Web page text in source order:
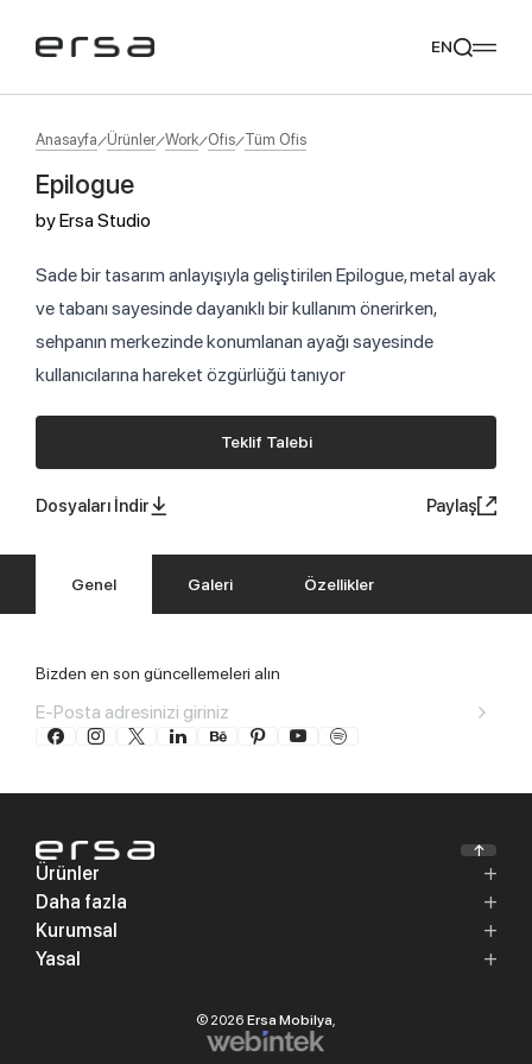
Popular searches
Tavsiye Ediyoruz
EN
Anasayfa Ürünler Work Ofis Tüm Ofis
Epilogue
byErsa Studio
Sade bir tasarım anlayışıyla geliştirilen Epilogue, metal ayak
ve tabanı sayesinde dayanıklı bir kullanım önerirken,
sehpanın merkezinde konumlanan ayağı sayesinde
kullanıcılarına hareket özgürlüğü tanıyor
Teklif Talebi
Dosyaları İndir Paylaş
Genel Galeri Özellikler
Bizden en son güncellemeleri alın
Ürünler
Daha fazla
Kurumsal
Yasal
© 2026 Ersa Mobilya,